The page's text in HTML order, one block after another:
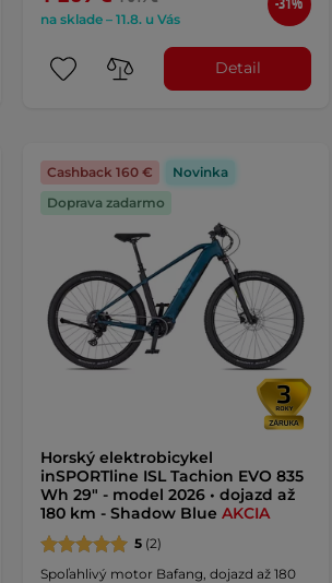
na sklade – 11.8. u Vás
-31%
Detail
Cashback 160 €
Novinka
Doprava zadarmo
Horský elektrobicykel
inSPORTline ISL Tachion EVO 835
Wh 29" - model 2026 • dojazd až
180 km - Shadow Blue AKCIA
5(2)
Spoľahlivý motor Bafang, dojazd až 180